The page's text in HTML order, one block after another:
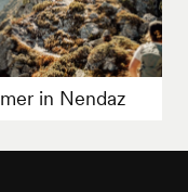
in Nendaz